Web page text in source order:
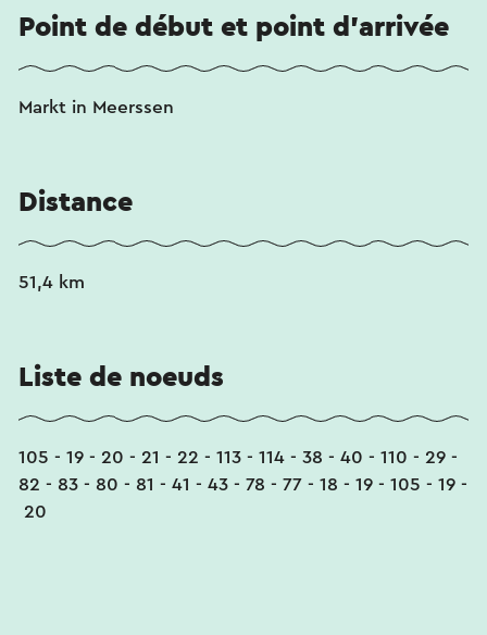
Point de début et point d'arrivée
Markt in Meerssen
Distance
51,4 km
Liste de noeuds
105 - 19 - 20 - 21 - 22 - 113 - 114 - 38 - 40 - 110 - 29 -
82 - 83 - 80 - 81 - 41 - 43 - 78 - 77 - 18 - 19 - 105 - 19 -
20